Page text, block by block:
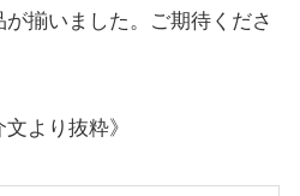
揃いました。ご期待くださ
より抜粋》